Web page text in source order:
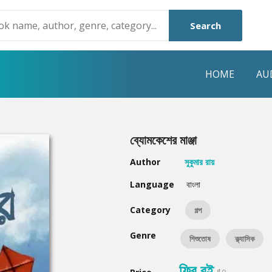
Search
HOME
Humayun Ahmed
Mouri Morium
ব্যোমকেশের মাঞ্জা
Author
সুকুমার রায়
Language
বাংলা
Category গল্প
Genre শিশুতোষ ক্ল্যাসিক